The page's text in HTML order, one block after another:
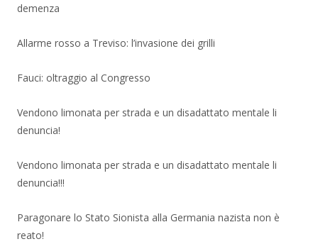
demenza
Allarme rosso a Treviso: l’invasione dei grilli
Fauci: oltraggio al Congresso
Vendono limonata per strada e un disadattato mentale li
denuncia!
Vendono limonata per strada e un disadattato mentale li
denuncia!!!
Paragonare lo Stato Sionista alla Germania nazista non è
reato!